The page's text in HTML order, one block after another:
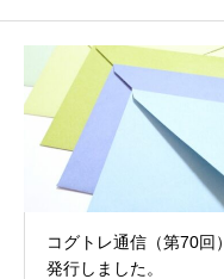
コグトレ通信（第70回）
発行しました。
入会案内
会員限定ページ